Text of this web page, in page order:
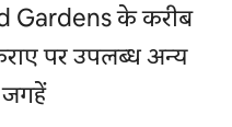
Gardens के करीब
पर उपलब्ध अन्य
जगहें